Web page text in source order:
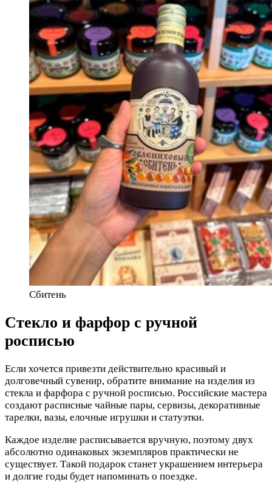
Сбитень
Стекло и фарфор с ручной
росписью
Если хочется привезти действительно красивый и
долговечный сувенир, обратите внимание на изделия из
стекла и фарфора с ручной росписью. Российские мастера
создают расписные чайные пары, сервизы, декоративные
тарелки, вазы, елочные игрушки и статуэтки.
Каждое изделие расписывается вручную, поэтому двух
абсолютно одинаковых экземпляров практически не
существует. Такой подарок станет украшением интерьера
и долгие годы будет напоминать о поездке.